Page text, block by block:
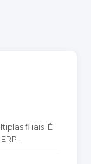
filiais. É